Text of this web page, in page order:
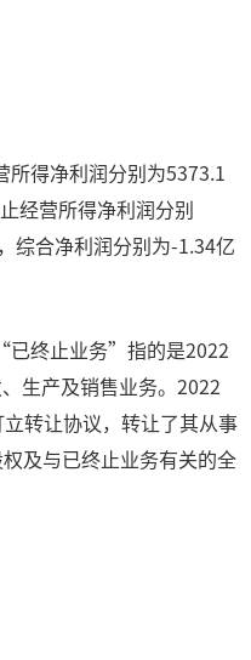
所得净利润分别为5373.1
经营所得净利润分别
合净利润分别为-1.34亿
已终止业务”指的是2022
生产及销售业务。2022
转让协议，转让了其从事
及与已终止业务有关的全